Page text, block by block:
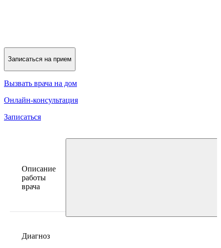
Записаться на прием
Вызвать врача на дом
Онлайн-консультация
Записаться
Описание
работы
врача
Диагноз